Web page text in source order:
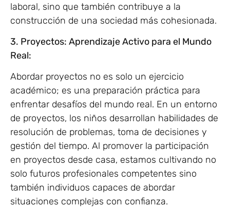
laboral, sino que también contribuye a la
construcción de una sociedad más cohesionada.
3. Proyectos: Aprendizaje Activo para el Mundo
Real:
Abordar proyectos no es solo un ejercicio
académico; es una preparación práctica para
enfrentar desafíos del mundo real. En un entorno
de proyectos, los niños desarrollan habilidades de
resolución de problemas, toma de decisiones y
gestión del tiempo. Al promover la participación
en proyectos desde casa, estamos cultivando no
solo futuros profesionales competentes sino
también individuos capaces de abordar
situaciones complejas con confianza.